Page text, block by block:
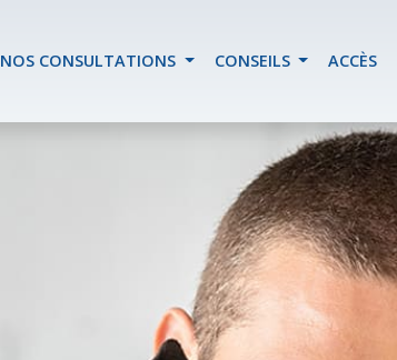
NOS CONSULTATIONS CONSEILS ACCÈS